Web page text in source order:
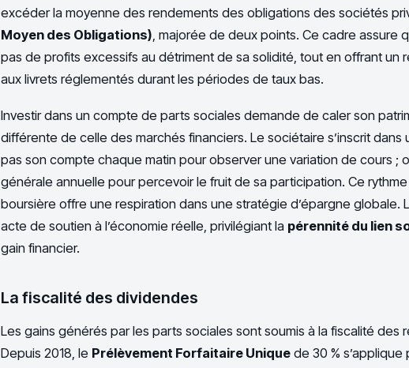
excéder la moyenne des rendements des obligations des sociétés
Moyen des Obligations) , majorée de deux points. Ce cadre assure
pas de profits excessifs au détriment de sa solidité, tout en offrant un
aux livrets réglementés durant les périodes de taux bas.
Investir dans un compte de parts sociales demande de caler son
différente de celle des marchés financiers. Le sociétaire s’inscrit dans
pas son compte chaque matin pour observer une variation de cours ;
générale annuelle pour percevoir le fruit de sa participation. Ce
boursière offre une respiration dans une stratégie d’épargne globale.
acte de soutien à l’économie réelle, privilégiant la pérennité du lien
gain financier.
La fiscalité des dividendes
Les gains générés par les parts sociales sont soumis à la fiscalité des
Depuis 2018, le Prélèvement Forfaitaire Unique de 30 % s’applique